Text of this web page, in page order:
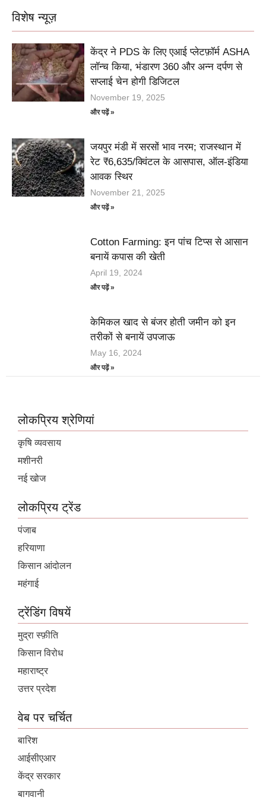
विशेष न्यूज़
केंद्र ने PDS के लिए एआई प्लेटफ़ॉर्म ASHA
लॉन्च किया, भंडारण 360 और अन्न दर्पण से
सप्लाई चेन होगी डिजिटल
November 19, 2025
और पढ़ें »
जयपुर मंडी में सरसों भाव नरम; राजस्थान में
रेट ₹6,635/क्विंटल के आसपास, ऑल-इंडिया
आवक स्थिर
November 21, 2025
और पढ़ें »
Cotton Farming: इन पांच टिप्स से आसान
बनायें कपास की खेती
April 19, 2024
और पढ़ें »
केमिकल खाद से बंजर होती जमीन को इन
तरीकों से बनायें उपजाऊ
May 16, 2024
और पढ़ें »
लोकप्रिय श्रेणियां
कृषि व्यवसाय
मशीनरी
नई खोज
लोकप्रिय ट्रेंड
पंजाब
हरियाणा
किसान आंदोलन
महंगाई
ट्रेंडिंग विषयें
मुद्रा स्फ़ीति
किसान विरोध
महाराष्ट्र
उत्तर प्रदेश
वेब पर चर्चित
बारिश
आईसीएआर
केंद्र सरकार
बागवानी